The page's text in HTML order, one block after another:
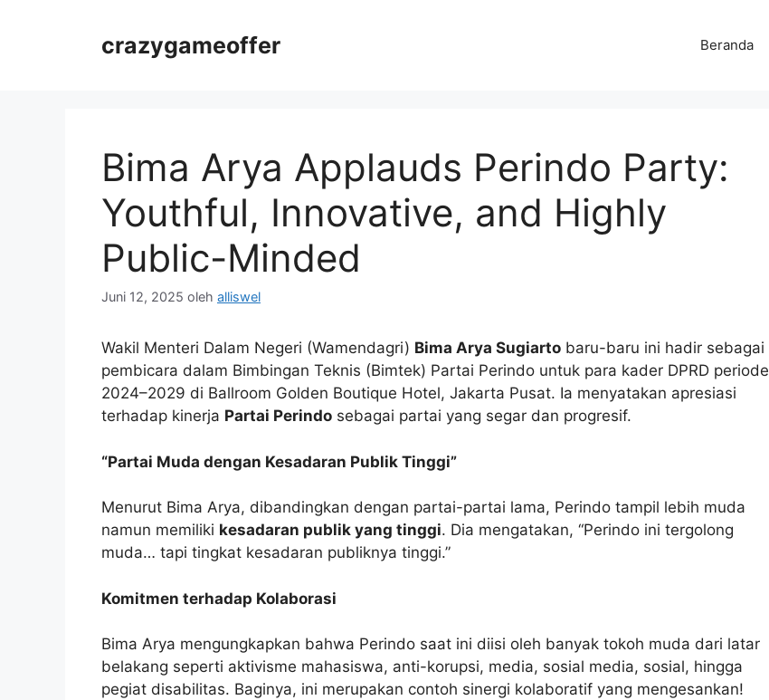
crazygameoffer Beranda
Bima Arya Applauds Perindo Party:
Youthful, Innovative, and Highly
Public-Minded
Juni 12, 2025 oleh alliswel
Wakil Menteri Dalam Negeri (Wamendagri) Bima Arya Sugiarto baru-baru ini hadir sebagai
pembicara dalam Bimbingan Teknis (Bimtek) Partai Perindo untuk para kader DPRD periode
2024–2029 di Ballroom Golden Boutique Hotel, Jakarta Pusat. Ia menyatakan apresiasi
terhadap kinerja Partai Perindo sebagai partai yang segar dan progresif.
“Partai Muda dengan Kesadaran Publik Tinggi”
Menurut Bima Arya, dibandingkan dengan partai-partai lama, Perindo tampil lebih muda
namun memiliki kesadaran publik yang tinggi. Dia mengatakan, “Perindo ini tergolong
muda… tapi tingkat kesadaran publiknya tinggi.”
Komitmen terhadap Kolaborasi
Bima Arya mengungkapkan bahwa Perindo saat ini diisi oleh banyak tokoh muda dari latar
belakang seperti aktivisme mahasiswa, anti-korupsi, media, sosial media, sosial, hingga
pegiat disabilitas. Baginya, ini merupakan contoh sinergi kolaboratif yang mengesankan!